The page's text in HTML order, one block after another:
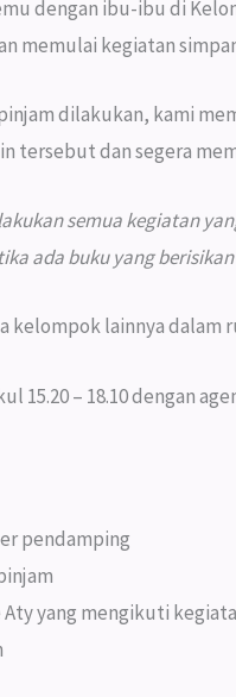
dengan ibu-ibu di
memulai kegiatan
dilakukan, kami
tersebut dan segera
semua kegiatan
ada buku yang
kelompok lainnya dalam
15.20 – 18.10 dengan
pendamping
Aty yang mengikuti